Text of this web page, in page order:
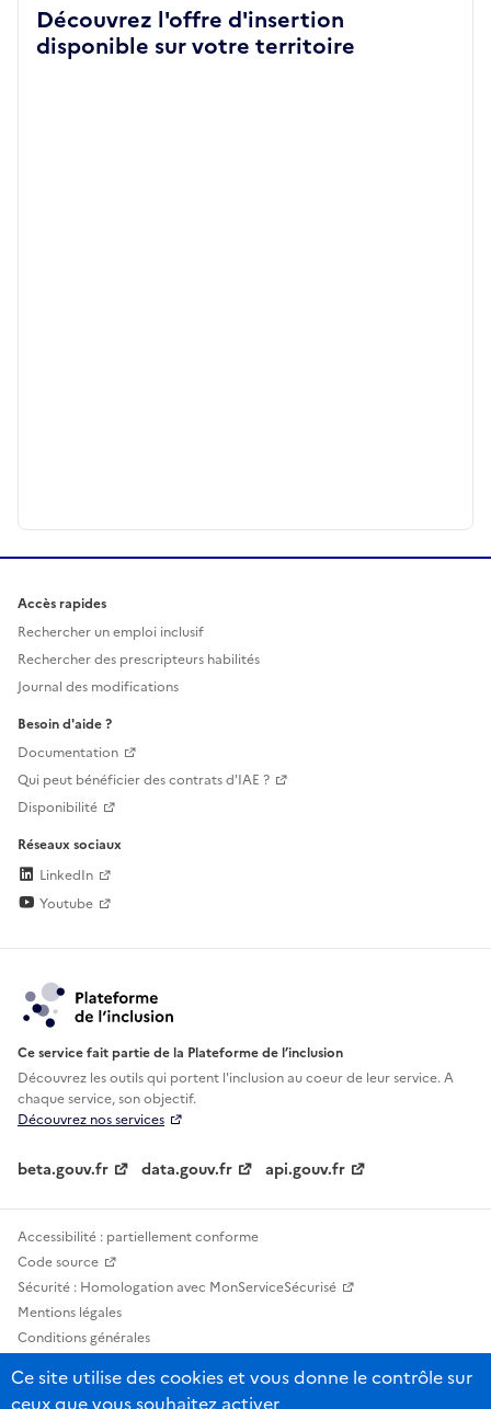
Découvrez l'offre d'insertion
disponible sur votre territoire
Accès rapides
Rechercher un emploi inclusif
Rechercher des prescripteurs habilités
Journal des modifications
Besoin d'aide ?
Documentation
Qui peut bénéficier des contrats d'IAE ?
Disponibilité
Réseaux sociaux
LinkedIn
Youtube
Ce service fait partie de la Plateforme de l’inclusion
Découvrez les outils qui portent l'inclusion aucoeur de leur service. A
chaque service, son objectif.
Découvrez nos services
beta.gouv.fr data.gouv.fr api.gouv.fr
Accessibilité : partiellement conforme
Code source
Sécurité : Homologation avec MonServiceSécurisé
Mentions légales
Conditions générales
Statistiques, lexiques et indicateurs
Ce site utilise des cookies et vous donne le contrôle sur
ceux que vous souhaitez activer